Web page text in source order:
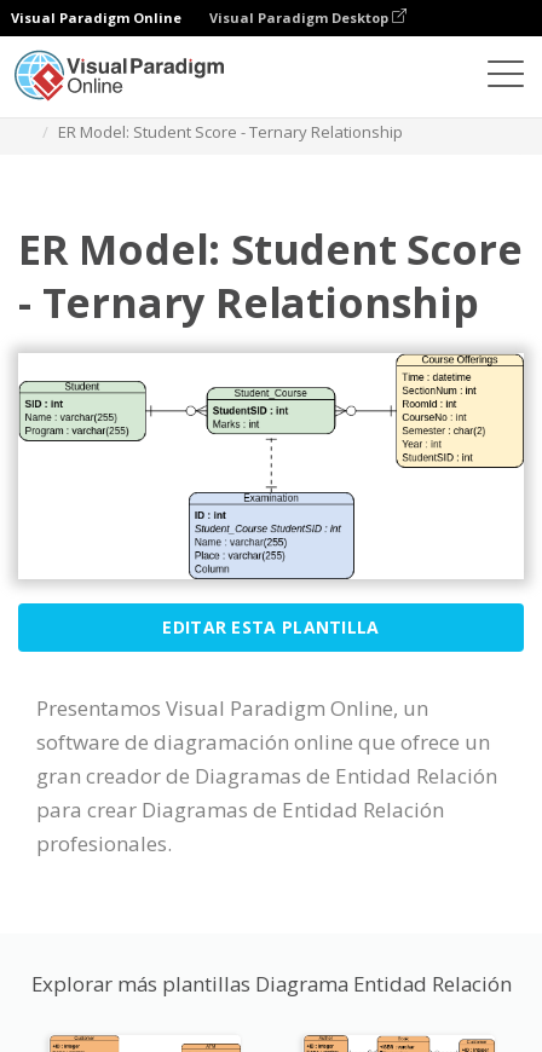
Visual Paradigm Online Visual Paradigm Desktop
ER Model: Student Score - Ternary Relationship
ER Model: Student Score
- Ternary Relationship
EDITAR ESTA PLANTILLA
Presentamos Visual Paradigm Online, un
software de diagramación online que ofrece un
gran creador de Diagramas de Entidad Relación
para crear Diagramas de Entidad Relación
profesionales.
Explorar más plantillas Diagrama Entidad Relación